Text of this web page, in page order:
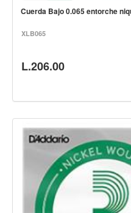
Bombos
Campanas, lluvias y platillos
Cueros
Redoblantes
Tambores
Multi-tenores
Cuerda Bajo 0.065
XLB065
L.206.00